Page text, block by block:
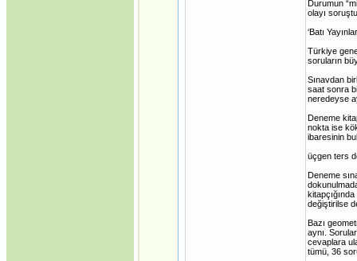
Durumun
olayı
‘Batı
Türkiye
soruların
Sınavdan
saat sonra
neredeyse
Deneme
nokta ise
ibaresinin
üçgen ters
Deneme
değiştirilse
Bazı
aynı.
cevaplara
tümü, 36